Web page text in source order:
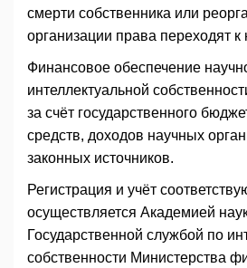
смерти собственника или
организации права переходят к
Финансовое обеспечение
интеллектуальной
за счёт государственного
средств, доходов научных
законных источников.
Регистрация и учёт
осуществляется Академией
Государственной службой по
собственности Министерства